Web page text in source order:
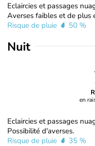
Eclaircies et passages
Averses faibles et de plus
Risque de pluie
50 %
Nuit
en
Eclaircies et passages
Possibilité d'averses.
Risque de pluie
35 %